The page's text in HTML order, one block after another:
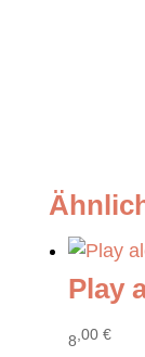
Play
8,00 €